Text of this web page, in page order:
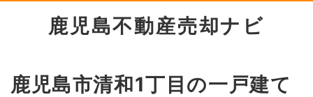
鹿児島不動産売却ナビ
鹿児島市清和1丁目の一戸建て